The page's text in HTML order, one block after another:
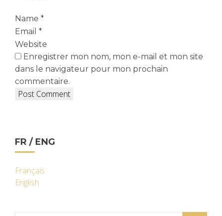
Name *
Email *
Website
Enregistrer mon nom, mon e-mail et mon site
dans le navigateur pour mon prochain
commentaire.
FR / ENG
Français
English